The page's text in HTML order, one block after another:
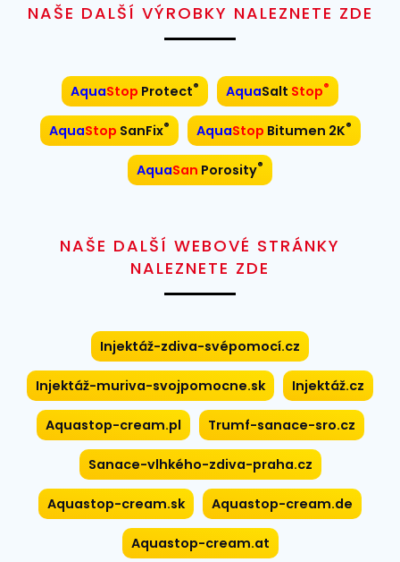
NAŠE DALŠÍ VÝROBKY NALEZNETE ZDE
AquaStop Protect® AquaSalt Stop®
AquaStop SanFix® AquaStop Bitumen 2K®
AquaSan Porosity®
NAŠE DALŠÍ WEBOVÉ STRÁNKY
NALEZNETE ZDE
Injektáž-zdiva-svépomocí.cz
Injektáž-muriva-svojpomocne.sk Injektáž.cz
Aquastop-cream.pl Trumf-sanace-sro.cz
Sanace-vlhkého-zdiva-praha.cz
Aquastop-cream.sk Aquastop-cream.de
Aquastop-cream.at